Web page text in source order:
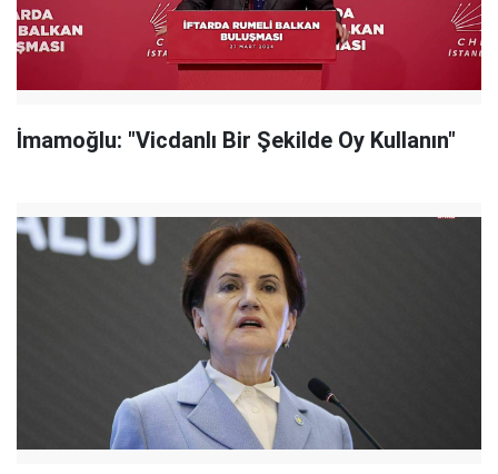
İmamoğlu: "Vicdanlı Bir Şekilde Oy Kullanın"